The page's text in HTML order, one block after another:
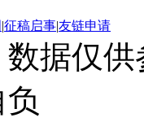
|征稿启事|友链申请
据仅
负